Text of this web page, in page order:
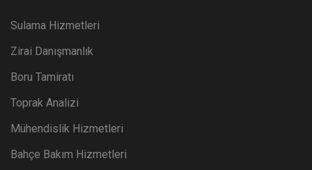
Sulama Hizmetleri
Zirai Danışmanlık
Boru Tamiratı
Toprak Analizi
Mühendislik Hizmetleri
Bahçe Bakım Hizmetleri